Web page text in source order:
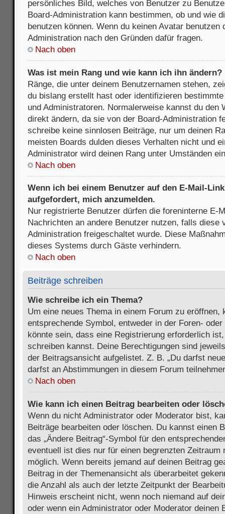
persönliches Bild, welches von Benutzer zu
Board-Administration kann bestimmen, ob und wie
benutzen können. Wenn du keinen Avatar
Administration nach den Gründen dafür fragen.
Nach oben
Was ist mein Rang und wie kann ich ihn ändern?
Ränge, die unter deinem Benutzernamen stehen,
du bislang erstellt hast oder identifizieren
und Administratoren. Normalerweise kannst du den
direkt ändern, da sie von der Board-Administration
schreibe keine sinnlosen Beiträge, nur um deinen
meisten Boards dulden dieses Verhalten nicht und
Administrator wird deinen Rang unter Umständen
Nach oben
Wenn ich bei einem Benutzer auf den E-Mail-
aufgefordert, mich anzumelden.
Nur registrierte Benutzer dürfen die foreninterne E-
Nachrichten an andere Benutzer nutzen, falls diese
Administration freigeschaltet wurde. Diese
dieses Systems durch Gäste verhindern.
Nach oben
Beiträge schreiben
Wie schreibe ich ein Thema?
Um eine neues Thema in einem Forum zu eröffnen,
entsprechende Symbol, entweder in der Foren-
könnte sein, dass eine Registrierung erforderlich
schreiben kannst. Deine Berechtigungen sind
der Beitragsansicht aufgelistet. Z. B. „Du darfst
darfst an Abstimmungen in diesem Forum
Nach oben
Wie kann ich einen Beitrag bearbeiten oder
Wenn du nicht Administrator oder Moderator bist,
Beiträge bearbeiten oder löschen. Du kannst einen
das „Ändere Beitrag“-Symbol für den
eventuell ist dies nur für einen begrenzten Zeitraum
möglich. Wenn bereits jemand auf deinen Beitrag
Beitrag in der Themenansicht als überarbeitet
die Anzahl als auch der letzte Zeitpunkt der
Hinweis erscheint nicht, wenn noch niemand auf
oder wenn ein Administrator oder Moderator deinen